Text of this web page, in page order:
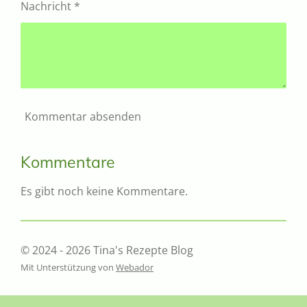
Nachricht *
Kommentar absenden
Kommentare
Es gibt noch keine Kommentare.
© 2024 - 2026 Tina's Rezepte Blog
Mit Unterstützung von Webador